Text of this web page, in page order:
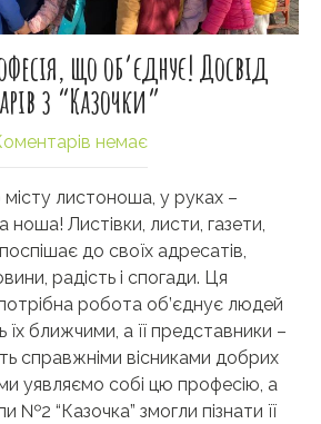
що об’єднує! Досвід
з “Казочки”
немає
місту листоноша, у руках –
Листівки, листи, газети,
до своїх адресатів,
радість і спогади. Ця
робота об’єднує людей
їх ближчими, а її представники –
справжніми вісниками добрих
уявляємо собі цю професію, а
№2 “Казочка” змогли пізнати її